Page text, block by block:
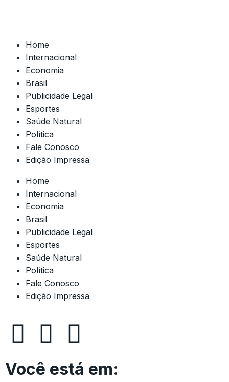
Home
Internacional
Economia
Brasil
Publicidade Legal
Esportes
Saúde Natural
Política
Fale Conosco
Edição Impressa
Home
Internacional
Economia
Brasil
Publicidade Legal
Esportes
Saúde Natural
Política
Fale Conosco
Edição Impressa
Você está em: